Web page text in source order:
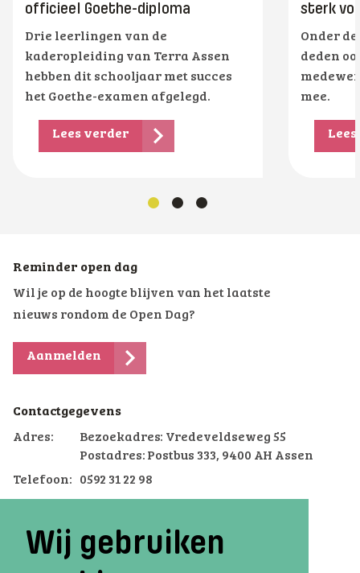
Wij gebruiken
officieel Goethe-diploma
Drie leerlingen van de
kaderopleiding van Terra Assen
hebben dit schooljaar met succes
het Goethe-examen afgelegd.
Lees verder
sterk
Onder
deden
mee.
Reminder open dag
Wil je op de hoogte blijven van het laatste
nieuws rondom de Open Dag?
Aanmelden
Contactgegevens
Adres:
Bezoekadres: Vredeveldseweg 55
Postadres: Postbus 333, 9400 AH Assen
Telefoon:
0592 31 22 98